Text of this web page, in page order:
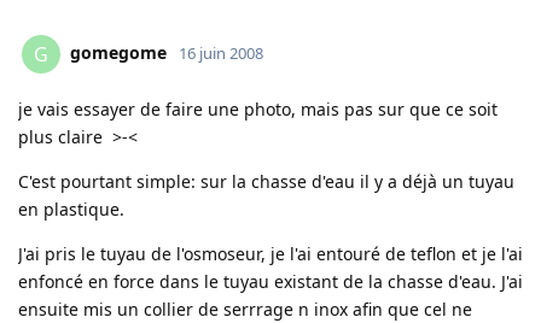
G gomegome 16 juin 2008
je vais essayer de faire une photo, mais pas sur que ce soit
plus claire >-<
C'est pourtant simple: sur la chasse d'eau il y a déjà un tuyau
en plastique.
J'ai pris le tuyau de l'osmoseur, je l'ai entouré de teflon et je l'ai
enfoncé en force dans le tuyau existant de la chasse d'eau. J'ai
ensuite mis un collier de serrrage n inox afin que cel ne